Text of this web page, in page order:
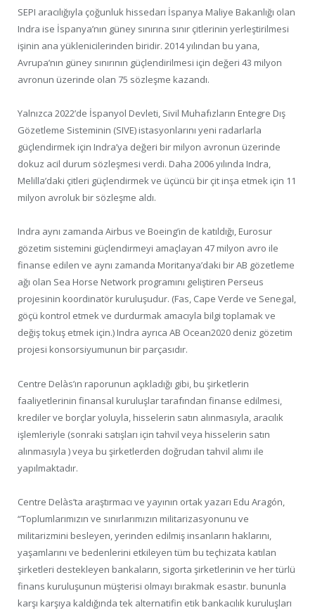
SEPI aracılığıyla çoğunluk hissedarı İspanya Maliye Bakanlığı olan
Indra ise İspanya’nın güney sınırına sınır çitlerinin yerleştirilmesi
işinin ana yüklenicilerinden biridir. 2014 yılından bu yana,
Avrupa’nın güney sınırının güçlendirilmesi için değeri 43 milyon
avronun üzerinde olan 75 sözleşme kazandı.
Yalnızca 2022’de İspanyol Devleti, Sivil Muhafızların Entegre Dış
Gözetleme Sisteminin (SIVE) istasyonlarını yeni radarlarla
güçlendirmek için Indra’ya değeri bir milyon avronun üzerinde
dokuz acil durum sözleşmesi verdi. Daha 2006 yılında Indra,
Melilla’daki çitleri güçlendirmek ve üçüncü bir çit inşa etmek için 11
milyon avroluk bir sözleşme aldı.
Indra aynı zamanda Airbus ve Boeing’in de katıldığı, Eurosur
gözetim sistemini güçlendirmeyi amaçlayan 47 milyon avro ile
finanse edilen ve aynı zamanda Moritanya’daki bir AB gözetleme
ağı olan Sea Horse Network programını geliştiren Perseus
projesinin koordinatör kuruluşudur. (Fas, Cape Verde ve Senegal,
göçü kontrol etmek ve durdurmak amacıyla bilgi toplamak ve
değiş tokuş etmek için.) Indra ayrıca AB Ocean2020 deniz gözetim
projesi konsorsiyumunun bir parçasıdır.
Centre Delàs’ın raporunun açıkladığı gibi, bu şirketlerin
faaliyetlerinin finansal kuruluşlar tarafından finanse edilmesi,
krediler ve borçlar yoluyla, hisselerin satın alınmasıyla, aracılık
işlemleriyle (sonraki satışları için tahvil veya hisselerin satın
alınmasıyla ) veya bu şirketlerden doğrudan tahvil alımı ile
yapılmaktadır.
Centre Delàs’ta araştırmacı ve yayının ortak yazarı Edu Aragón,
“Toplumlarımızın ve sınırlarımızın militarizasyonunu ve
militarizmini besleyen, yerinden edilmiş insanların haklarını,
yaşamlarını ve bedenlerini etkileyen tüm bu teçhizata katılan
şirketleri destekleyen bankaların, sigorta şirketlerinin ve her türlü
finans kuruluşunun müşterisi olmayı bırakmak esastır. bununla
karşı karşıya kaldığında tek alternatifin etik bankacılık kuruluşları